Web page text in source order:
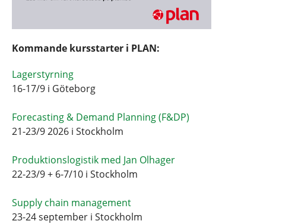
Kommande kursstarter i PLAN:
Lagerstyrning
16-17/9 i Göteborg
Forecasting & Demand Planning (F&DP)
21-23/9 2026 i Stockholm
Produktionslogistik med Jan Olhager
22-23/9 + 6-7/10 i Stockholm
Supply chain management
23-24 september i Stockholm